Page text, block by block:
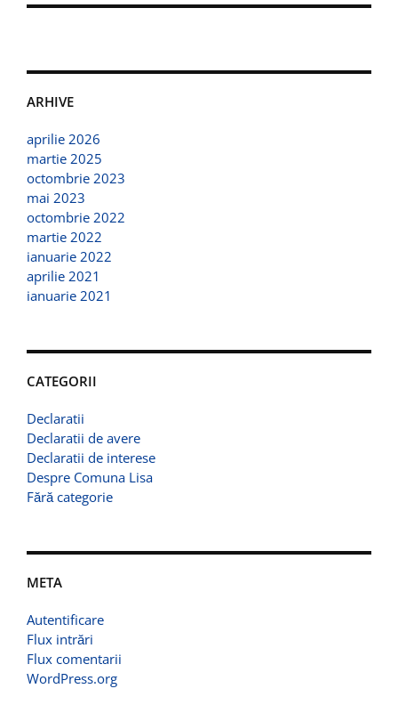
ARHIVE
aprilie 2026
martie 2025
octombrie 2023
mai 2023
octombrie 2022
martie 2022
ianuarie 2022
aprilie 2021
ianuarie 2021
CATEGORII
Declaratii
Declaratii de avere
Declaratii de interese
Despre Comuna Lisa
Fără categorie
META
Autentificare
Flux intrări
Flux comentarii
WordPress.org